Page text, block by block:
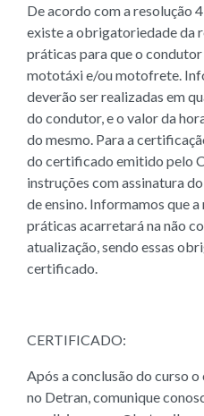
De acordo com a resolução
existe a obrigatoriedade da
práticas para que o
mototáxi e/ou motofrete.
deverão ser realizadas em
do condutor, e o valor da
do mesmo. Para a
do certificado emitido pelo
instruções com assinatura
de ensino. Informamos que a
práticas acarretará na não
atualização, sendo essas
certificado.
CERTIFICADO:
Após a conclusão do curso
no Detran, comunique